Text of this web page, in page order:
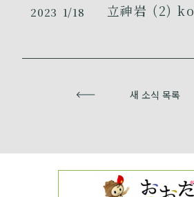
2023 1/18 立神岩 (2) ko
새 소식 목록